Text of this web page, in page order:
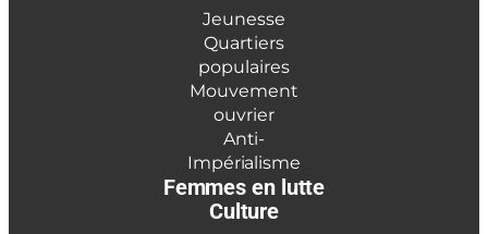
Jeunesse
Quartiers
populaires
Mouvement
ouvrier
Anti-
Impérialisme
Femmes en lutte
Culture